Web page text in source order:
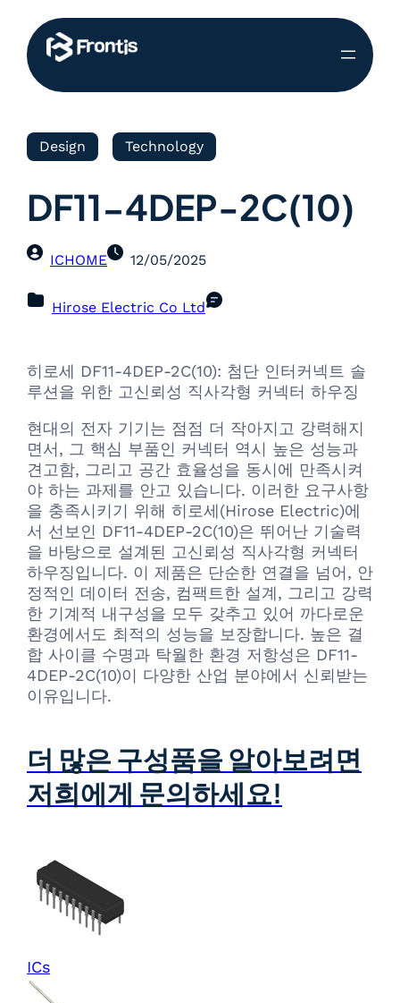
Design Technology
DF11-4DEP-2C(10)
ICHOME 12/05/2025
Hirose Electric Co Ltd
히로세 DF11-4DEP-2C(10): 첨단 인터커넥트 솔
루션을 위한 고신뢰성 직사각형 커넥터 하우징
현대의 전자 기기는 점점 더 작아지고 강력해지
면서, 그 핵심 부품인 커넥터 역시 높은 성능과
견고함, 그리고 공간 효율성을 동시에 만족시켜
야 하는 과제를 안고 있습니다. 이러한 요구사항
을 충족시키기 위해 히로세(Hirose Electric)에
서 선보인 DF11-4DEP-2C(10)은 뛰어난 기술력
을 바탕으로 설계된 고신뢰성 직사각형 커넥터
하우징입니다. 이 제품은 단순한 연결을 넘어, 안
정적인 데이터 전송, 컴팩트한 설계, 그리고 강력
한 기계적 내구성을 모두 갖추고 있어 까다로운
환경에서도 최적의 성능을 보장합니다. 높은 결
합 사이클 수명과 탁월한 환경 저항성은 DF11-
4DEP-2C(10)이 다양한 산업 분야에서 신뢰받는
이유입니다.
더 많은 구성품을 알아보려면
저희에게 문의하세요!
ICs